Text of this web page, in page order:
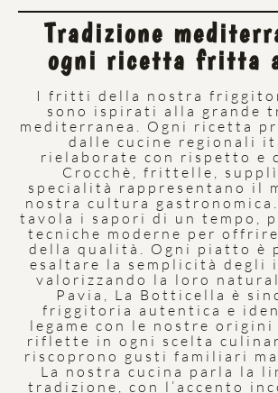
Tradizione
ogni ricetta fritta
I fritti della nostra
sono ispirati alla grande
mediterranea. Ogni ricetta
dalle cucine regionali
rielaborate con rispetto e
Crocchè, frittelle,
specialità rappresentano il
nostra cultura
tavola i sapori di un tempo,
tecniche moderne per
della qualità. Ogni piatto è
esaltare la semplicità degli
valorizzando la loro
Pavia, La Botticella è
friggitoria autentica e
legame con le nostre
riflette in ogni scelta
riscoprono gusti familiari ma
La nostra cucina parla la
tradizione, con l’accento